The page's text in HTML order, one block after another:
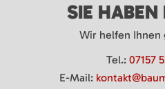
SIE HABEN
Wir helfen
Tel.: 07157
E-Mail: